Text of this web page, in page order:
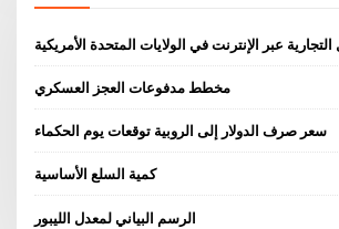
عبر الإنترنت في الولايات المتحدة الأمريكية
مخطط مدفوعات العجز العسكري
سعر صرف الدولار إلى الروبية توقعات يوم الحكماء
كمية السلع الأساسية
الرسم البياني لمعدل الليبور